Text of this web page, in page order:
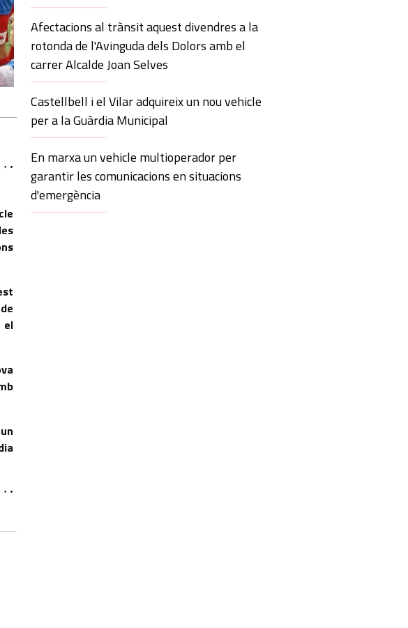
el
Afectacions al trànsit aquest divendres a la
rotonda de l'Avinguda dels Dolors amb el
carrer Alcalde Joan Selves
Castellbell i el Vilar adquireix un nou vehicle
per a la Guàrdia Municipal
En marxa un vehicle multioperador per
garantir les comunicacions en situacions
d'emergència